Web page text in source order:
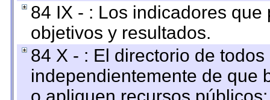
84 IX - : Los indicadores
objetivos y resultados.
84 X - : El directorio de
independientemente de que